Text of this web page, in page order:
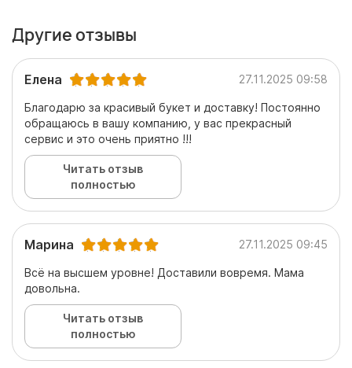
Другие отзывы
Елена 27.11.2025 09:58
Благодарю за красивый букет и доставку! Постоянно
обращаюсь в вашу компанию, у вас прекрасный
сервис и это очень приятно !!!
Читать отзыв
полностью
Марина 27.11.2025 09:45
Всё на высшем уровне! Доставили вовремя. Мама
довольна.
Читать отзыв
полностью